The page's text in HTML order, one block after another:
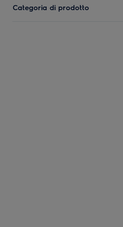
Categoria di prodotto